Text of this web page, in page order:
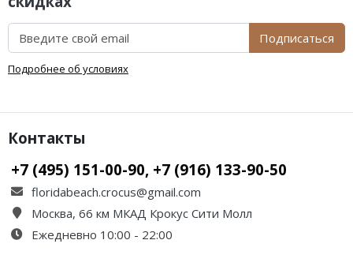
Подписаться
Подробнее об условиях
Контакты
+7 (495) 151-00-90, +7 (916) 133-90-50
floridabeach.crocus@gmail.com
Москва, 66 км МКАД Крокус Сити Молл
Ежедневно 10:00 - 22:00